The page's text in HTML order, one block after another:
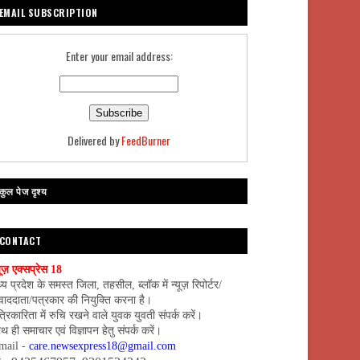
EMAIL SUBSCRIPTION
Enter your email address:
Delivered byFeedBurner
पेज दृश्य
CONTACT
एक्सप्रेस 18
प्रदेश के समस्त जिला, तहसील, ब्लॉक में न्यूज़ रिपोर्टर/
पत्रकार की नियुक्ति करना है।
में रुचि रखने वाले युवक युवती संपर्क करें।
ही समाचार एवं विज्ञापन हेतु संपर्क करें।
- care.newsexpress18@gmail.com